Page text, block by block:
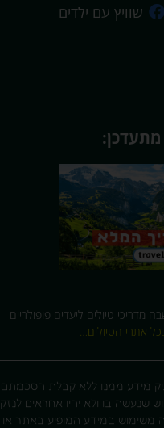
שוויץ עם ילדים
טיולים ליעדים פופולריים
אתרי הטיולים…
מידע ממנו ללא קבלת הסכמתם
בו ולא יהיו אחראים לנזק
משימוש במידע המופיע באתר או